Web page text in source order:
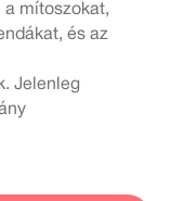
a mítoszokat,
és az
Jelenleg